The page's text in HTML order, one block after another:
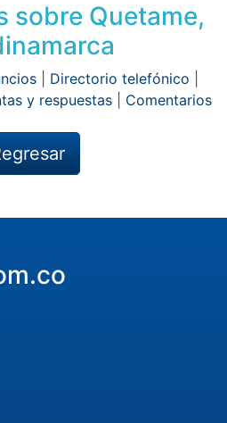
sobre Quetame,
| Directorio telefónico
y respuestas| Comentarios